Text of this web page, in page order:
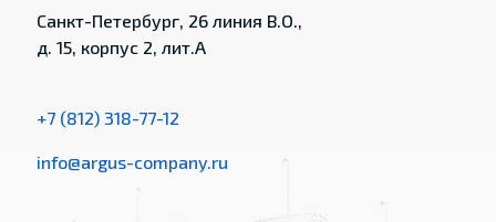
Санкт-Петербург, 26 линия В.О.,
д. 15, корпус 2, лит.А
+7 (812) 318-77-12
info@argus-company.ru